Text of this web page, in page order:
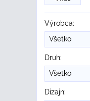
Výrobca:
Všetko
Druh:
Všetko
Dizajn: